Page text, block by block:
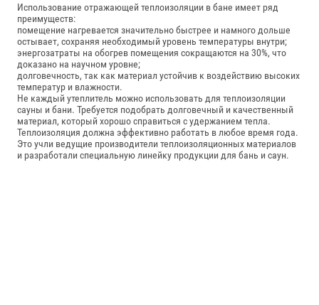
Использование отражающей теплоизоляции в бане имеет ряд
преимуществ:
помещение нагревается значительно быстрее и намного дольше
остывает, сохраняя необходимый уровень температуры внутри;
энергозатраты на обогрев помещения сокращаются на 30%, что
доказано на научном уровне;
долговечность, так как материал устойчив к воздействию высоких
температур и влажности.
Не каждый утеплитель можно использовать для теплоизоляции
сауны и бани. Требуется подобрать долговечный и качественный
материал, который хорошо справиться с удержанием тепла.
Теплоизоляция должна эффективно работать в любое время года.
Это учли ведущие производители теплоизоляционных материалов
и разработали специальную линейку продукции для бань и саун.